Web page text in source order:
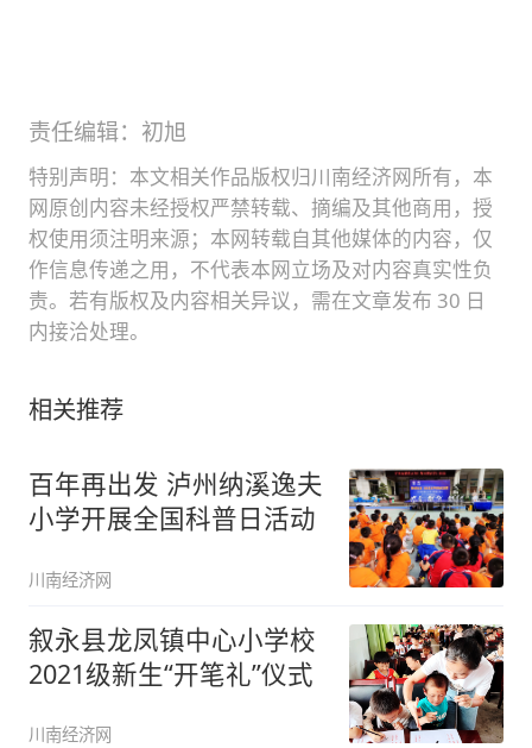
责任编辑：初旭
特别声明：本文相关作品版权归川南经济网所有，本
网原创内容未经授权严禁转载、摘编及其他商用，授
权使用须注明来源；本网转载自其他媒体的内容，仅
作信息传递之用，不代表本网立场及对内容真实性负
责。若有版权及内容相关异议，需在文章发布 30 日
内接洽处理。
相关推荐
百年再出发 泸州纳溪逸夫
小学开展全国科普日活动
川南经济网
叙永县龙凤镇中心小学校
2021级新生“开笔礼”仪式
川南经济网